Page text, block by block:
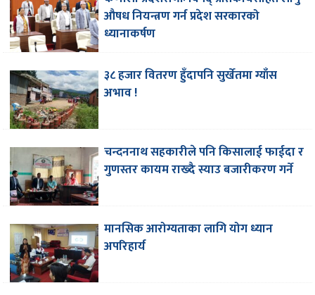
औषध नियन्त्रण गर्न प्रदेश सरकारको
ध्यानाकर्षण
३८ हजार वितरण हुँदापनि सुर्खेतमा ग्याँस
अभाव !
चन्दननाथ सहकारीले पनि किसालाई फाईदा र
गुणस्तर कायम राख्दै स्याउ बजारीकरण गर्ने
मानसिक आरोग्यताका लागि योग ध्यान
अपरिहार्य